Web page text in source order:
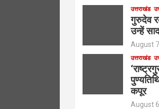
उत्तराखंड
गुरुदेव
उन्हें
August
उत्तराखंड
कपूर
August